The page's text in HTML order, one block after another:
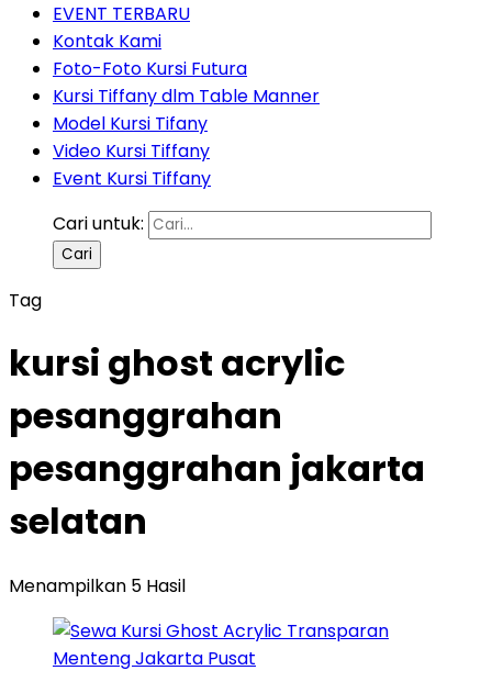
EVENT TERBARU
Kontak Kami
Foto-Foto Kursi Futura
Kursi Tiffany dlm Table Manner
Model Kursi Tifany
Video Kursi Tiffany
Event Kursi Tiffany
Cari untuk:
Tag
kursi ghost acrylic
pesanggrahan
pesanggrahan jakarta
selatan
Menampilkan 5 Hasil